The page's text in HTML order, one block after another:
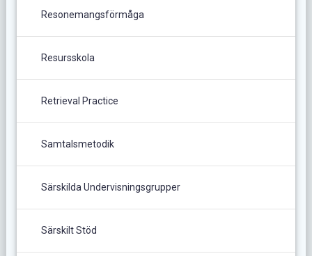
Resonemangsförmåga
Resursskola
Retrieval Practice
Samtalsmetodik
Särskilda Undervisningsgrupper
Särskilt Stöd